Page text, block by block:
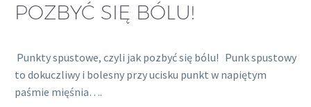
POZBYĆ SIĘ BÓLU!
Punkty spustowe, czyli jak pozbyć się bólu! Punk spustowy
to dokuczliwy i bolesny przy ucisku punkt w napiętym
paśmie mięśnia….